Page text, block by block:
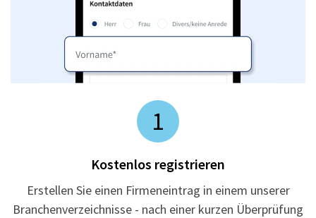
1
Kostenlos registrieren
Erstellen Sie einen Firmeneintrag in einem unserer
Branchenverzeichnisse - nach einer kurzen Überprüfung